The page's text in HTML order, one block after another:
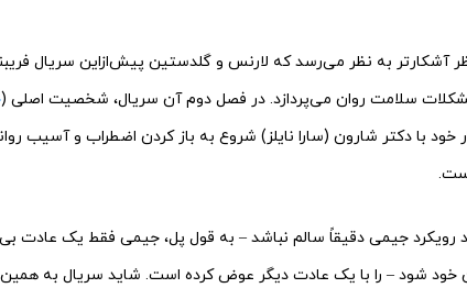
آشکارتر به نظر می‌رسد که لارنس و گلدستین پیش‌ازاین سریال
سلامت روان می‌پردازد. در فصل دوم آن سریال، شخصیت اصلی (
با دکتر شارون (سارا نایلز) شروع به باز کردن اضطراب و آسیب‌
رویکرد جیمی دقیقاً سالم نباشد – به قول پل، جیمی فقط یک عادت
خود شود – را با یک عادت دیگر عوض کرده است. شاید سریال به